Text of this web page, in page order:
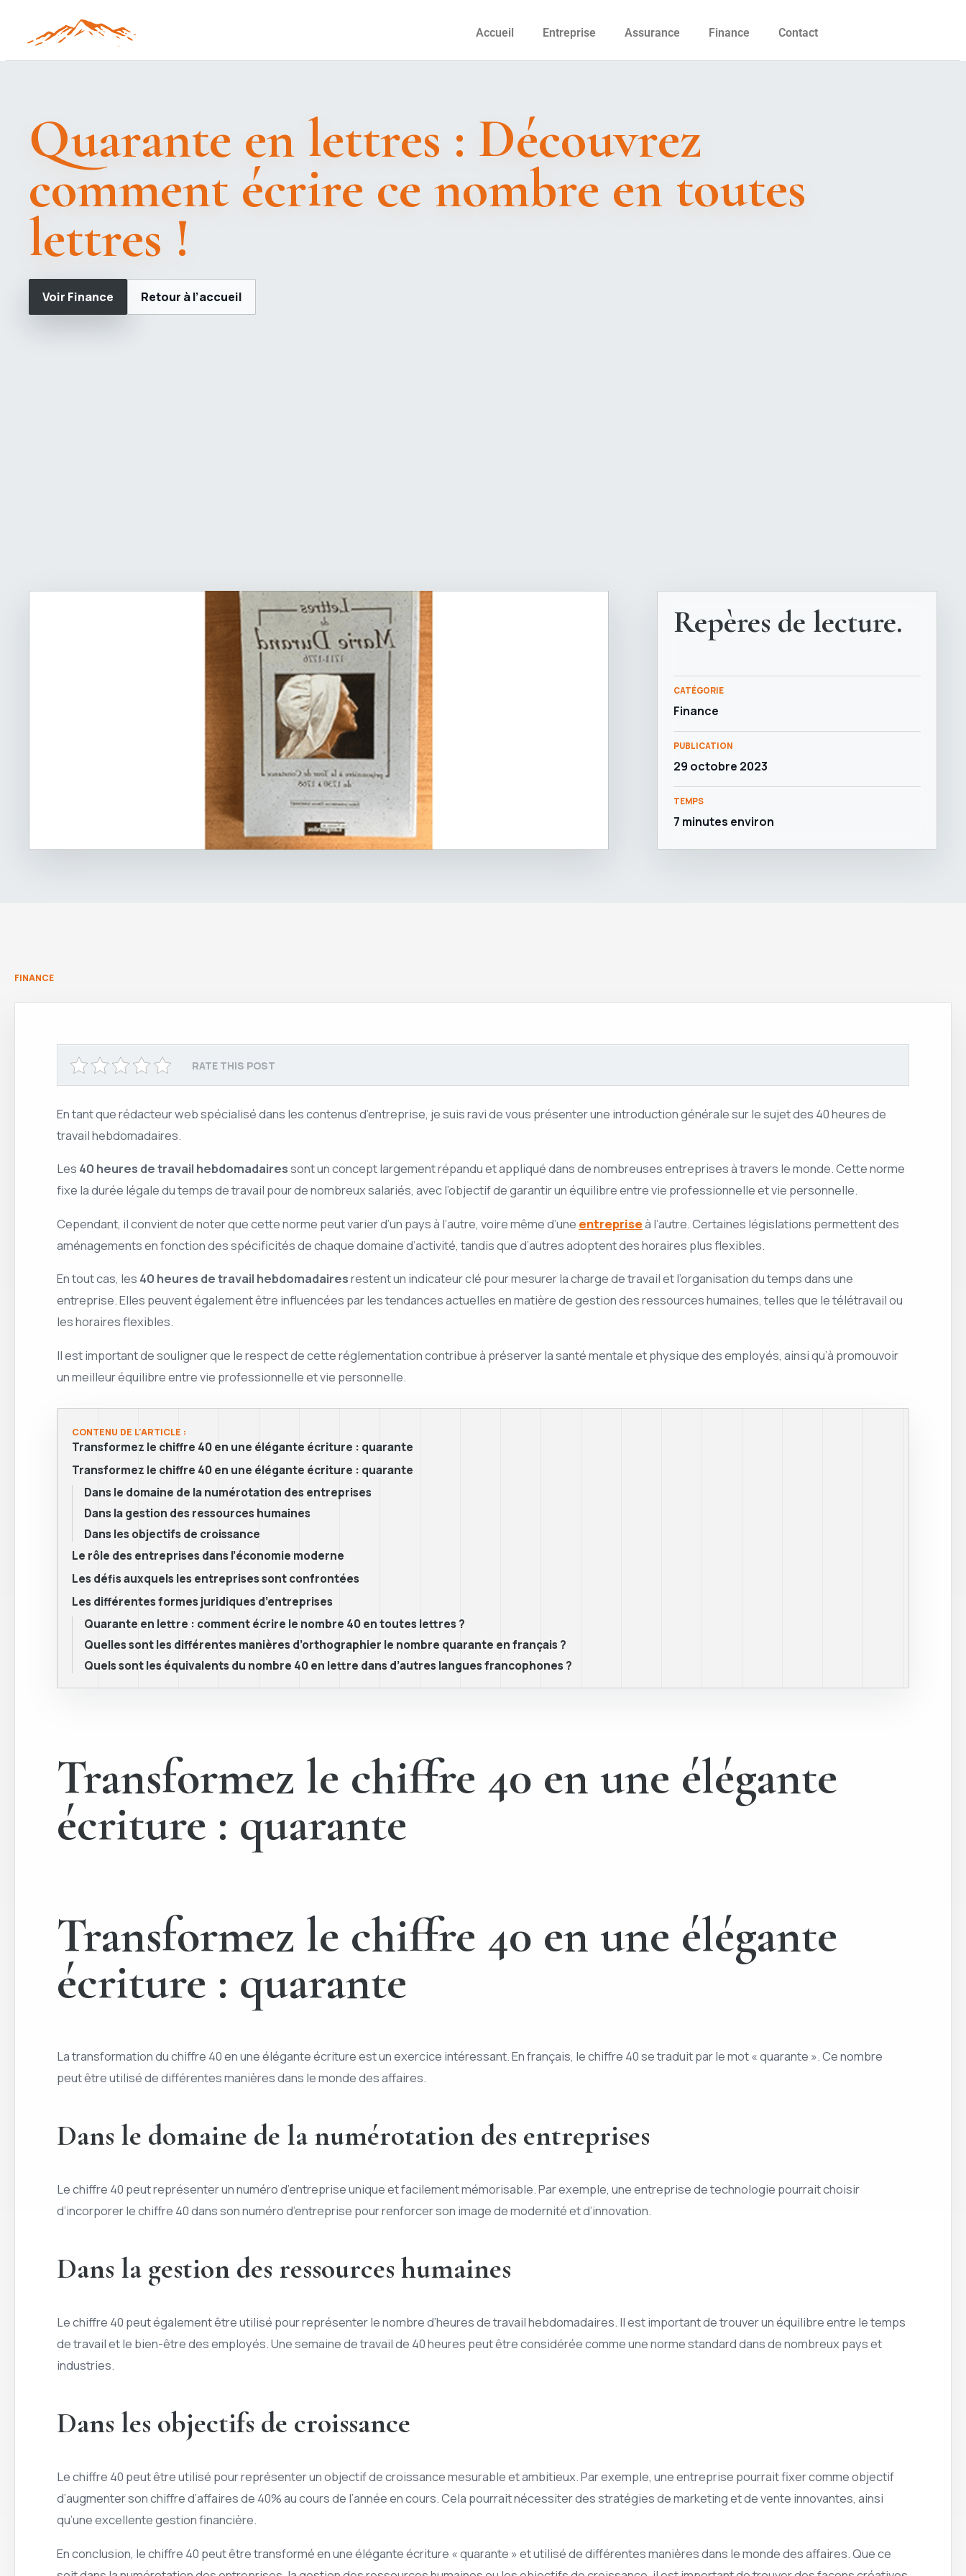
Accueil Entreprise Assurance Finance Contact
Quarante en lettres : Découvrez
comment écrire ce nombre en toutes
lettres !
Voir Finance Retour à l’accueil
Repères de lecture.
CATÉGORIE
Finance
PUBLICATION
29 octobre 2023
TEMPS
7 minutes environ
FINANCE
RATE THIS POST
En tant que rédacteur web spécialisé dans les contenus d’entreprise, je suis ravi de vous présenter une introduction générale sur le sujet des 40 heures de
travail hebdomadaires.
Les 40 heures de travail hebdomadairessont un concept largement répandu et appliqué dans de nombreuses entreprises à travers le monde. Cette norme
fixe la durée légale du temps de travail pour de nombreux salariés, avec l’objectif de garantir un équilibre entre vie professionnelle et vie personnelle.
Cependant, il convient de noter que cette norme peut varier d’un pays à l’autre, voire même d’une entrepriseà l’autre. Certaines législations permettent des
aménagements en fonction des spécificités de chaque domaine d’activité, tandis que d’autres adoptent des horaires plus flexibles.
En tout cas, les 40 heures de travail hebdomadairesrestent un indicateur clé pour mesurer la charge de travail et l’organisation du temps dans une
entreprise. Elles peuvent également être influencées par les tendances actuelles en matière de gestion des ressources humaines, telles que le télétravail ou
les horaires flexibles.
Il est important de souligner que le respect de cette réglementation contribue à préserver la santé mentale et physique des employés, ainsi qu’à promouvoir
un meilleur équilibre entre vie professionnelle et vie personnelle.
CONTENU DE L'ARTICLE :
Transformez le chiffre 40 en une élégante écriture : quarante
Transformez le chiffre 40 en une élégante écriture : quarante
Dans le domaine de la numérotation des entreprises
Dans la gestion des ressources humaines
Dans les objectifs de croissance
Le rôle des entreprises dans l’économie moderne
Les défis auxquels les entreprises sont confrontées
Les différentes formes juridiques d’entreprises
Quarante en lettre : comment écrire le nombre 40 en toutes lettres ?
Quelles sont les différentes manières d’orthographier le nombre quarante en français ?
Quels sont les équivalents du nombre 40 en lettre dans d’autres langues francophones ?
Transformez le chiffre 40 en une élégante
écriture : quarante
Transformez le chiffre 40 en une élégante
écriture : quarante
La transformation du chiffre 40 en une élégante écriture est un exercice intéressant. En français, le chiffre 40 se traduit par le mot « quarante ». Ce nombre
peut être utilisé de différentes manières dans le monde des affaires.
Dans le domaine de la numérotation des entreprises
Le chiffre 40 peut représenter un numéro d’entreprise unique et facilement mémorisable. Par exemple, une entreprise de technologie pourrait choisir
d’incorporer le chiffre 40 dans son numéro d’entreprise pour renforcer son image de modernité et d’innovation.
Dans la gestion des ressources humaines
Le chiffre 40 peut également être utilisé pour représenter le nombre d’heures de travail hebdomadaires. Il est important de trouver un équilibre entre le temps
de travail et le bien-être des employés. Une semaine de travail de 40 heures peut être considérée comme une norme standard dans de nombreux pays et
industries.
Dans les objectifs de croissance
Le chiffre 40 peut être utilisé pour représenter un objectif de croissance mesurable et ambitieux. Par exemple, une entreprise pourrait fixer comme objectif
d’augmenter son chiffre d’affaires de 40% au cours de l’année en cours. Cela pourrait nécessiter des stratégies de marketing et de vente innovantes, ainsi
qu’une excellente gestion financière.
En conclusion, le chiffre 40 peut être transformé en une élégante écriture « quarante » et utilisé de différentes manières dans le monde des affaires. Que ce